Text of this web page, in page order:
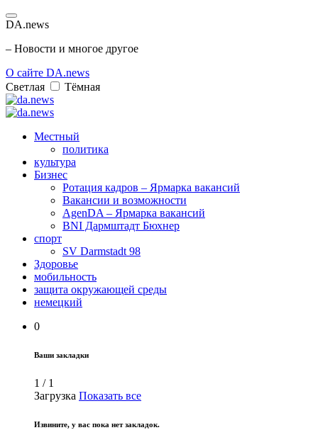
DA.news
– Новости и многое другое
О сайте DA.news
Светлая
Тёмная
Местный
политика
культура
Бизнес
Ротация кадров – Ярмарка вакансий
Вакансии и возможности
AgenDA – Ярмарка вакансий
BNI Дармштадт Бюхнер
спорт
SV Darmstadt 98
Здоровье
мобильность
защита окружающей среды
немецкий
0
Ваши закладки
1 / 1
Загрузка Показать все
Извините, у вас пока нет закладок.